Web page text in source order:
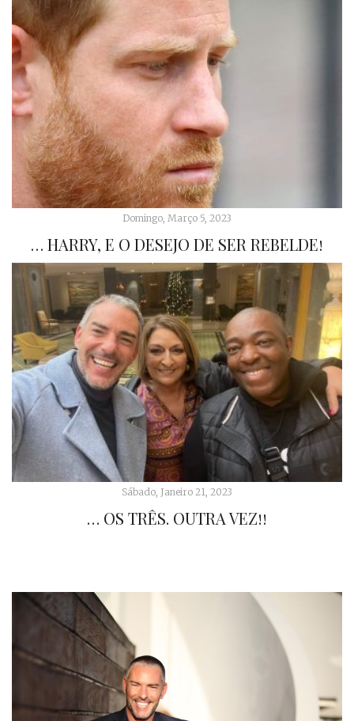
Domingo, Março 5, 2023
… HARRY, E O DESEJO DE SER REBELDE!
Sábado, Janeiro 21, 2023
… OS TRÊS. OUTRA VEZ!!